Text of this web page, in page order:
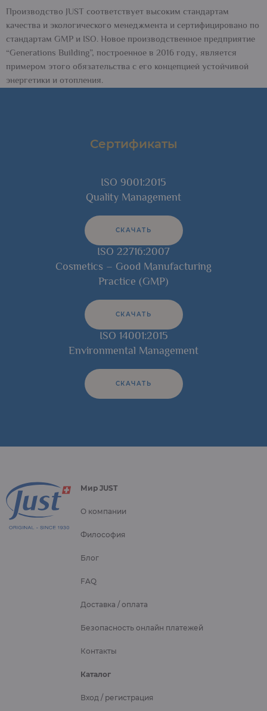
Производство JUST соответствует высоким стандартам
качества и экологического менеджмента и сертифицировано по
стандартам GMP и ISO. Новое производственное предприятие
“Generations Building”, построенное в 2016 году, является
примером этого обязательства с его концепцией устойчивой
энергетики и отопления.
Сертификаты
ISO 9001:2015
Quality Management
СКАЧАТЬ
ISO 22716:2007
Cosmetics – Good Manufacturing
Practice (GMP)
СКАЧАТЬ
ISO 14001:2015
Environmental Management
СКАЧАТЬ
Мир JUST
О компании
Философия
Блог
FAQ
Доставка / оплата
Безопасность онлайн платежей
Контакты
Каталог
Вход / регистрация